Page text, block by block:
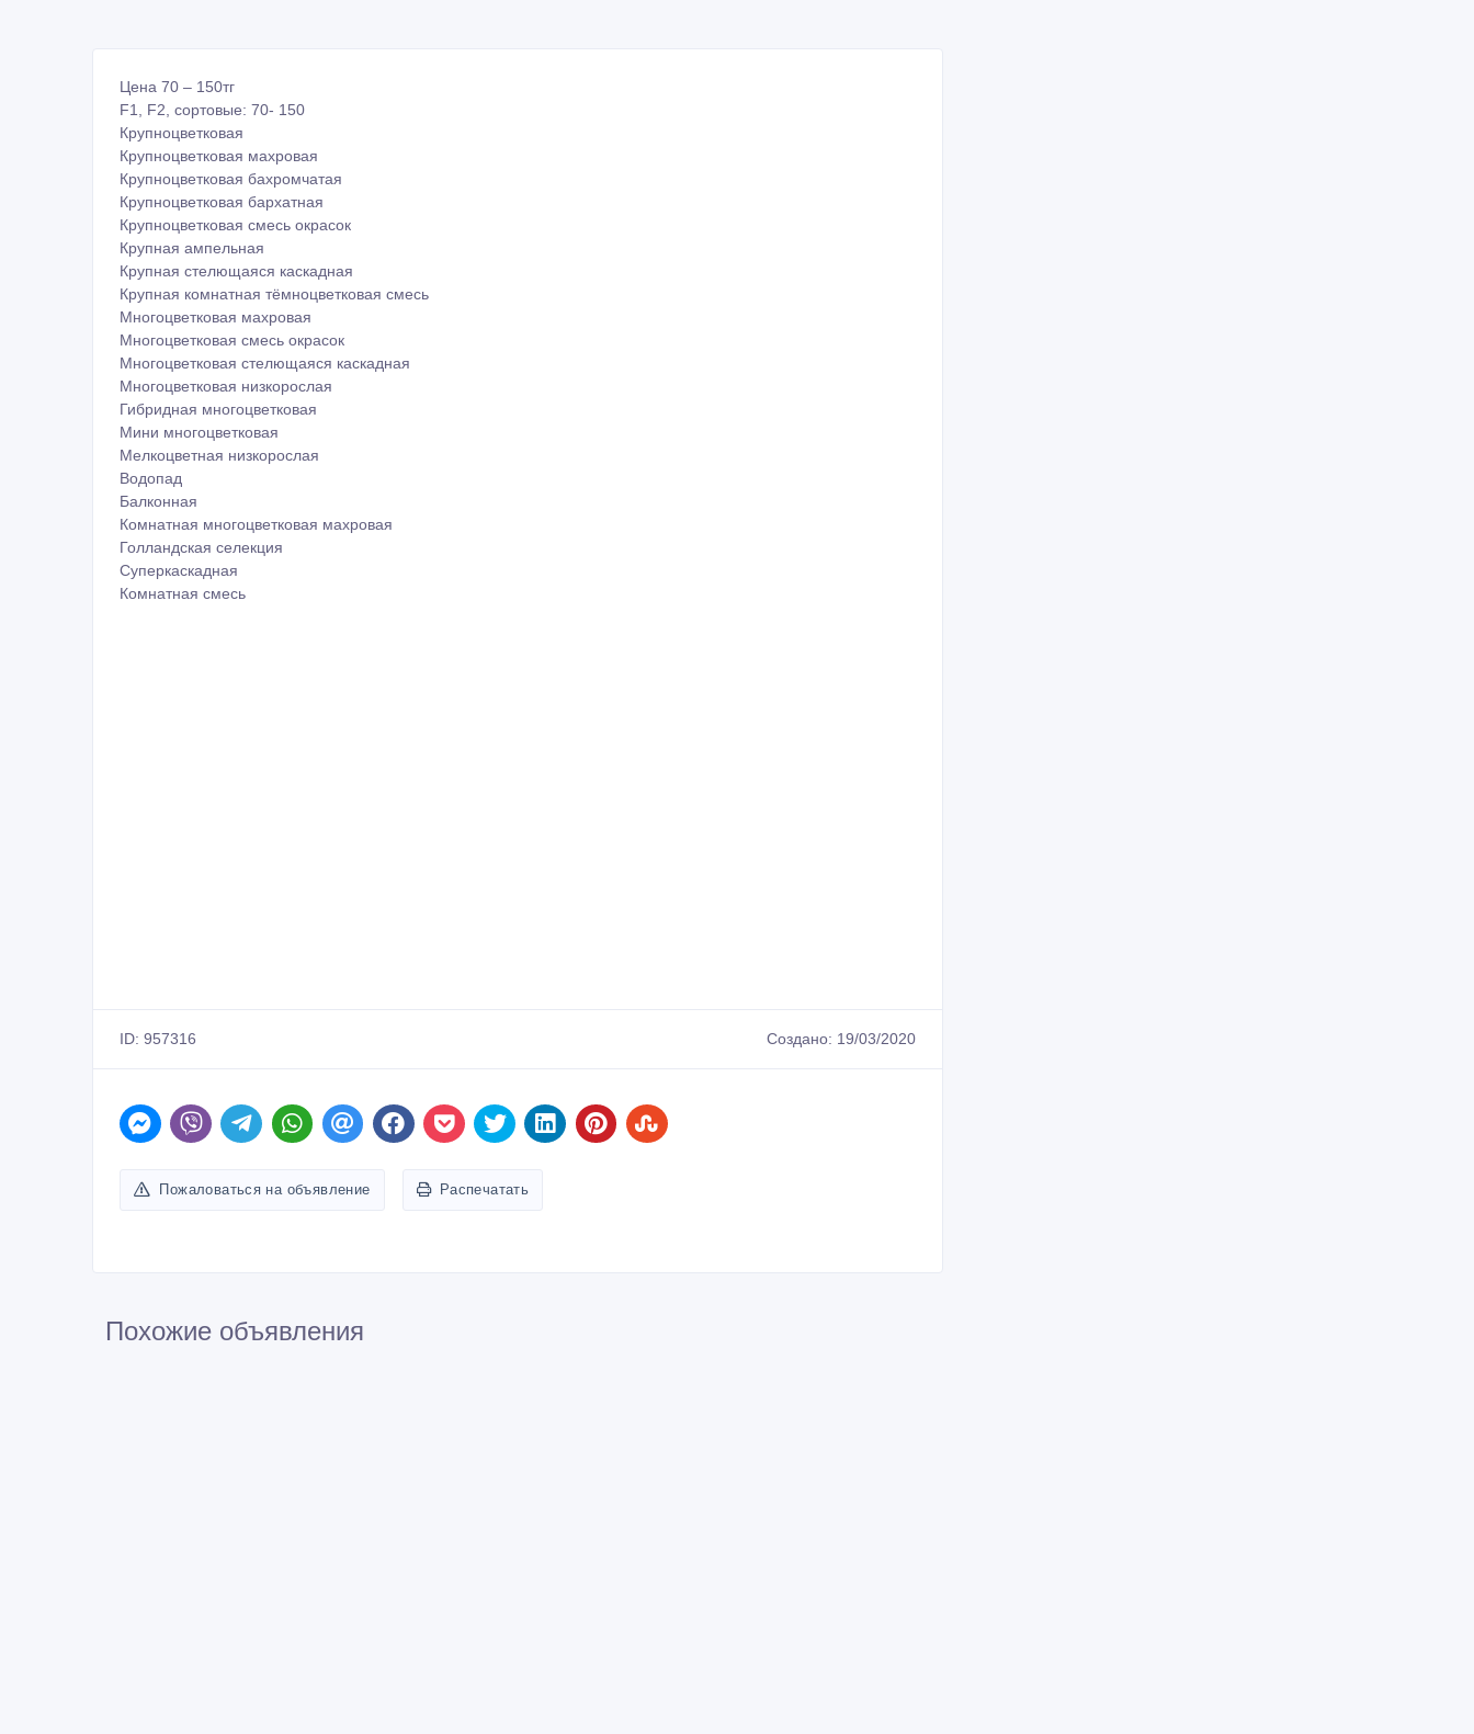
Цена 70 – 150тг
F1, F2, сортовые: 70- 150
Крупноцветковая
Крупноцветковая махровая
Крупноцветковая бахромчатая
Крупноцветковая бархатная
Крупноцветковая смесь окрасок
Крупная ампельная
Крупная стелющаяся каскадная
Крупная комнатная тёмноцветковая смесь
Многоцветковая махровая
Многоцветковая смесь окрасок
Многоцветковая стелющаяся каскадная
Многоцветковая низкорослая
Гибридная многоцветковая
Мини многоцветковая
Мелкоцветная низкорослая
Водопад
Балконная
Комнатная многоцветковая махровая
Голландская селекция
Суперкаскадная
Комнатная смесь
ID: 957316 Создано: 19/03/2020
Пожаловаться на объявление Распечатать
Похожие объявления